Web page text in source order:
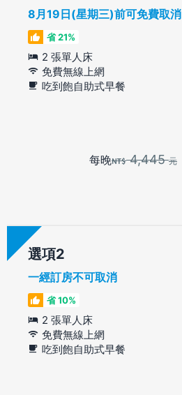
8月19日(星期三)前可免費取消
省 21%
2 張單人床
免費無線上網
吃到飽自助式早餐
每晚 4,445元
選項
一經訂房不可取消
省 10%
2 張單人床
免費無線上網
吃到飽自助式早餐